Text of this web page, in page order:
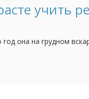
самим дома
но без сахара и
учить
она на грудном
пора переходить
вилкой,